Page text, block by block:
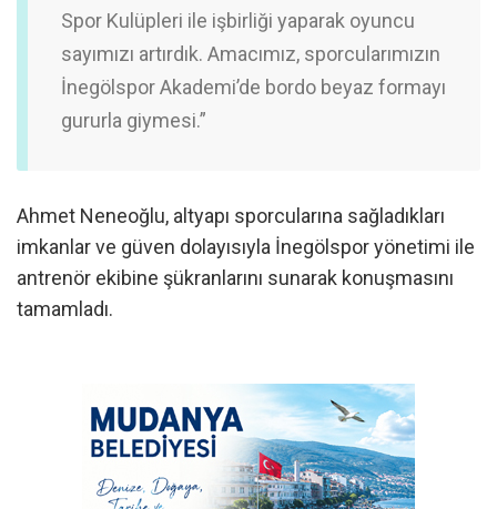
Spor Kulüpleri ile işbirliği yaparak oyuncu
sayımızı artırdık. Amacımız, sporcularımızın
İnegölspor Akademi’de bordo beyaz formayı
gururla giymesi.”
Ahmet Neneoğlu, altyapı sporcularına sağladıkları
imkanlar ve güven dolayısıyla İnegölspor yönetimi ile
antrenör ekibine şükranlarını sunarak konuşmasını
tamamladı.